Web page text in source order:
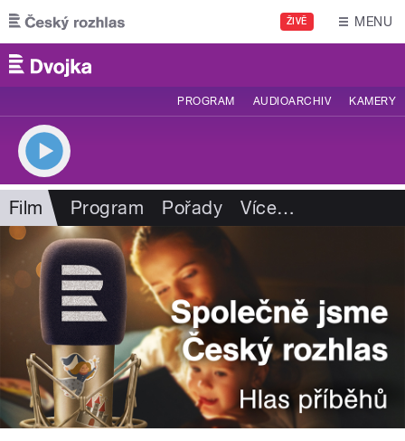
Přejít k hlavnímu obsahu
ŽIVĚ MENU
PROGRAM AUDIOARCHIV KAMERY
Film Program Pořady Více…